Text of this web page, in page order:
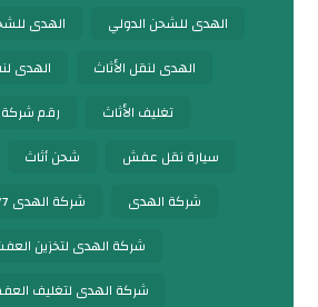
الهدى للشحن الدولي
الهدى
الهدى لنقل الأثاث
الهدى
تغليف الأثاث
رقم
سيارة نقل عفش
شحن أثاث
شركة الهدى
شركة الهدى 0539600777
شركة الهدى لتخزين
شركة الهدى لتغليف